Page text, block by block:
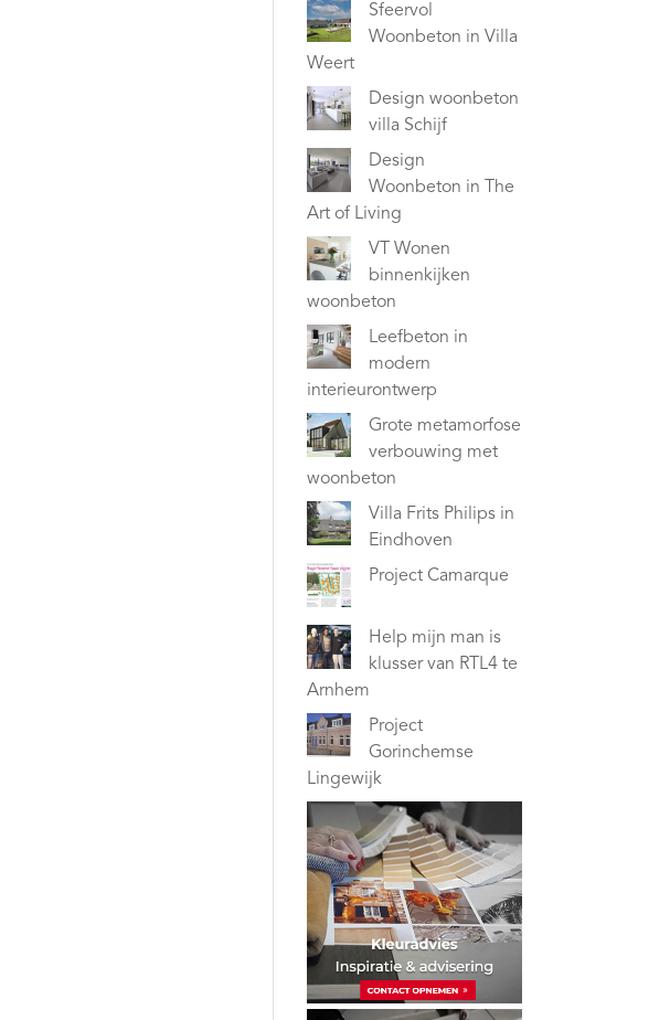
Sfeervol
Woonbeton in Villa
Weert
Design woonbeton
villa Schijf
Design
Woonbeton in The
Art of Living
VT Wonen
binnenkijken
woonbeton
Leefbeton in
modern
interieurontwerp
Grote metamorfose
verbouwing met
woonbeton
Villa Frits Philips in
Eindhoven
Project Camarque
Help mijn man is
klusser van RTL4 te
Arnhem
Project
Gorinchemse
Lingewijk